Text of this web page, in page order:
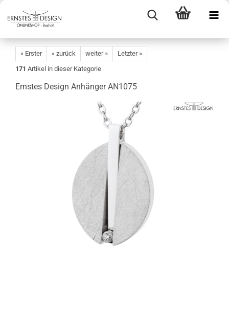
« Erster « zurück weiter »
Letzter »
171 Artikel in dieser Kategorie
Ernstes Design Anhänger AN1075